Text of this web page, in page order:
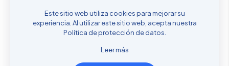
Dónde estamos
Cita previa
Este sitio web utiliza cookies para mejorar su
experiencia. Al utilizar este sitio web, acepta nuestra
Política de protección de datos
Leer más